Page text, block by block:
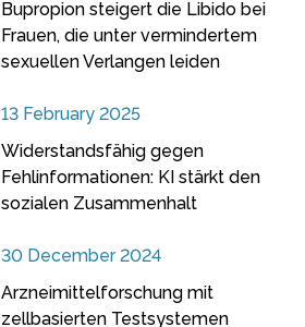
Bupropion steigert die Libido bei
Frauen, die unter vermindertem
sexuellen Verlangen leiden
13 February 2025
Widerstandsfähig gegen
Fehlinformationen: KI stärkt den
sozialen Zusammenhalt
30 December 2024
Arzneimittelforschung mit
zellbasierten Testsystemen